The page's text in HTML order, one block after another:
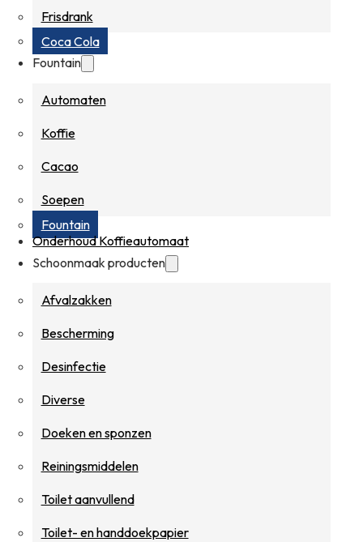
Frisdrank
Coca Cola
Fountain
Automaten
Koffie
Cacao
Soepen
Fountain
Onderhoud Koffieautomaat
Schoonmaak producten
Afvalzakken
Bescherming
Desinfectie
Diverse
Doeken en sponzen
Reiningsmiddelen
Toilet aanvullend
Toilet- en handdoekpapier